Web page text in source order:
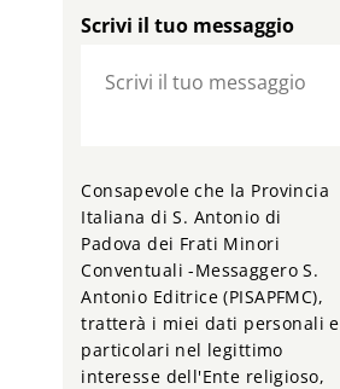
Scrivi il tuo messaggio
Consapevole che la Provincia
Italiana di S. Antonio di
Padova dei Frati Minori
Conventuali -Messaggero S.
Antonio Editrice (PISAPFMC),
tratterà i miei dati personali e
particolari nel legittimo
interesse dell'Ente religioso,